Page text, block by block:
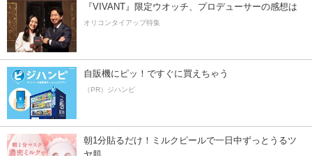
『VIVANT』限定ウオッチ、プロデューサーの感想は
オリコンタイアップ特集
自販機にピッ！ですぐに買えちゃう
（PR）ジハンピ
朝1分貼るだけ！ミルクピールで一日中ずっとうるツ